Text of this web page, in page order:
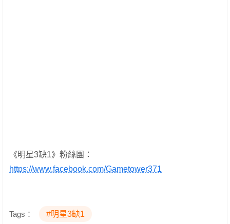
《明星3缺1》粉絲團：
https://www.facebook.com/Gametower371
Tags： #明星3缺1